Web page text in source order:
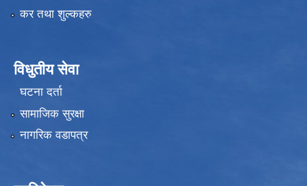
कर तथा शुल्कहरु
विधुतीय सेवा
घटना दर्ता
सामाजिक सुरक्षा
नागरिक वडापत्र